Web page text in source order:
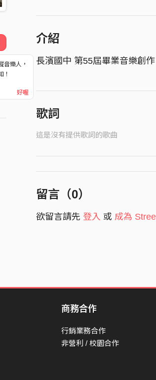
音樂人，
！
好喔
介紹
長濱國中 第55屆畢業音樂創作
歌詞
這是沒有提供歌詞的歌曲
留言（0）
欲留言請先 登入 或 成為
商務合作
行銷業務合作
非營利 / 校園合作